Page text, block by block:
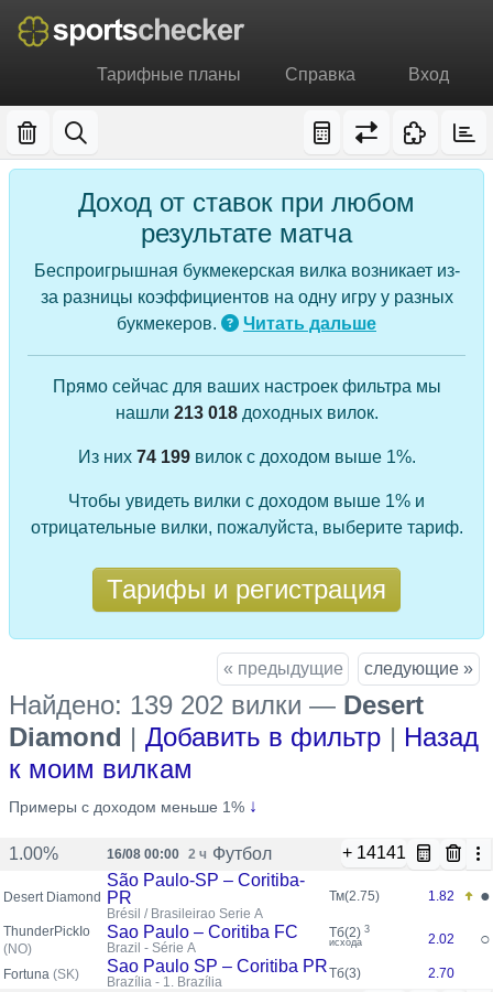
Тарифные планы Справка Вход
Доход от ставок при любом
результате матча
Беспроигрышная букмекерская вилка возникает из-
за разницы коэффициентов на одну игру у разных
букмекеров.
Читать дальше
Прямо сейчас для ваших настроек фильтра мы
нашли 213 018доходных вилок.
Из них 74 199вилок с доходом выше 1%.
Чтобы увидеть вилки с доходом выше 1% и
отрицательные вилки, пожалуйста, выберите тариф.
Тарифы и регистрация
« предыдущие следующие »
Найдено: 139 202 вилки — Desert
Diamond | Добавить в фильтр | Назад
к моим вилкам
Примеры с доходом меньше 1% ↓
1.00% 16/08 00:00 2 ч Футбол + 14141
Desert Diamond
São Paulo-SP – Coritiba-
PR
Brésil / Brasileirao Serie A
Тм(2.75) 1.82 ●
ThunderPickIo
(NO)
Sao Paulo – Coritiba FC
Brazil - Série A
Тб(2) 3
исхода
2.02 ○
Fortuna (SK) Sao Paulo SP – Coritiba PR
Brazília - 1. Brazília
Тб(3) 2.70